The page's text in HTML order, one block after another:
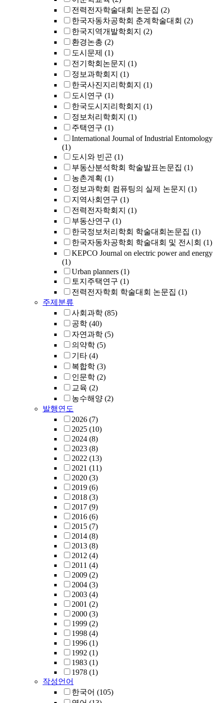
전력전자학술대회 논문집 (2)
한국자동차공학회 춘계학술대회 (2)
한국지역개발학회지 (2)
환경논총 (2)
도시문제 (1)
전기학회논문지 (1)
정보과학회지 (1)
한국사진지리학회지 (1)
도시연구 (1)
한국도시지리학회지 (1)
정보처리학회지 (1)
주택연구 (1)
International Journal of Industrial Entomology
(1)
도시와 빈곤 (1)
부동산분석학회 학술발표논문집 (1)
농촌계획 (1)
정보과학회 컴퓨팅의 실제 논문지 (1)
지역사회연구 (1)
전력전자학회지 (1)
부동산연구 (1)
한국정보처리학회 학술대회논문집 (1)
한국자동차공학회 학술대회 및 전시회 (1)
KEPCO Journal on electric power and energy
(1)
Urban planners (1)
토지주택연구 (1)
전력전자학회 학술대회 논문집 (1)
주제분류
사회과학 (85)
공학 (40)
자연과학 (5)
의약학 (5)
기타 (4)
복합학 (3)
인문학 (2)
교육 (2)
농수해양 (2)
발행연도
2026 (7)
2025 (10)
2024 (8)
2023 (8)
2022 (13)
2021 (11)
2020 (3)
2019 (6)
2018 (3)
2017 (9)
2016 (6)
2015 (7)
2014 (8)
2013 (8)
2012 (4)
2011 (4)
2009 (2)
2004 (3)
2003 (4)
2001 (2)
2000 (3)
1999 (2)
1998 (4)
1996 (1)
1992 (1)
1983 (1)
1978 (1)
작성언어
한국어 (105)